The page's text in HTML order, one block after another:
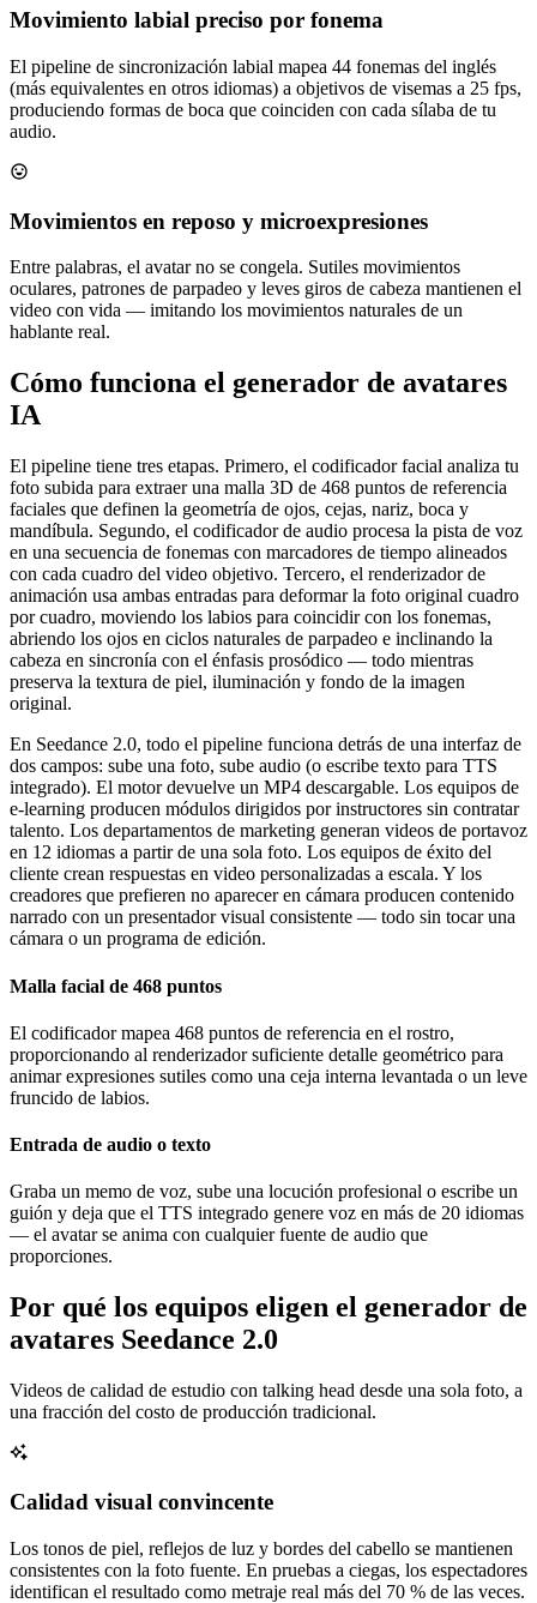
Movimiento labial preciso por fonema
El pipeline de sincronización labial mapea 44 fonemas del inglés
(más equivalentes en otros idiomas) a objetivos de visemas a 25 fps,
produciendo formas de boca que coinciden con cada sílaba de tu
audio.
Movimientos en reposo y microexpresiones
Entre palabras, el avatar no se congela. Sutiles movimientos
oculares, patrones de parpadeo y leves giros de cabeza mantienen el
video con vida — imitando los movimientos naturales de un
hablante real.
Cómo funciona el generador de avatares
IA
El pipeline tiene tres etapas. Primero, el codificador facial analiza tu
foto subida para extraer una malla 3D de 468 puntos de referencia
faciales que definen la geometría de ojos, cejas, nariz, boca y
mandíbula. Segundo, el codificador de audio procesa la pista de voz
en una secuencia de fonemas con marcadores de tiempo alineados
con cada cuadro del video objetivo. Tercero, el renderizador de
animación usa ambas entradas para deformar la foto original cuadro
por cuadro, moviendo los labios para coincidir con los fonemas,
abriendo los ojos en ciclos naturales de parpadeo e inclinando la
cabeza en sincronía con el énfasis prosódico — todo mientras
preserva la textura de piel, iluminación y fondo de la imagen
original.
En Seedance 2.0, todo el pipeline funciona detrás de una interfaz de
dos campos: sube una foto, sube audio (o escribe texto para TTS
integrado). El motor devuelve un MP4 descargable. Los equipos de
e-learning producen módulos dirigidos por instructores sin contratar
talento. Los departamentos de marketing generan videos de portavoz
en 12 idiomas a partir de una sola foto. Los equipos de éxito del
cliente crean respuestas en video personalizadas a escala. Y los
creadores que prefieren no aparecer en cámara producen contenido
narrado con un presentador visual consistente — todo sin tocar una
cámara o un programa de edición.
Malla facial de 468 puntos
El codificador mapea 468 puntos de referencia en el rostro,
proporcionando al renderizador suficiente detalle geométrico para
animar expresiones sutiles como una ceja interna levantada o un leve
fruncido de labios.
Entrada de audio o texto
Graba un memo de voz, sube una locución profesional o escribe un
guión y deja que el TTS integrado genere voz en más de 20 idiomas
— el avatar se anima con cualquier fuente de audio que
proporciones.
Por qué los equipos eligen el generador de
avatares Seedance 2.0
Videos de calidad de estudio con talking head desde una sola foto, a
una fracción del costo de producción tradicional.
Calidad visual convincente
Los tonos de piel, reflejos de luz y bordes del cabello se mantienen
consistentes con la foto fuente. En pruebas a ciegas, los espectadores
identifican el resultado como metraje real más del 70 % de las veces.